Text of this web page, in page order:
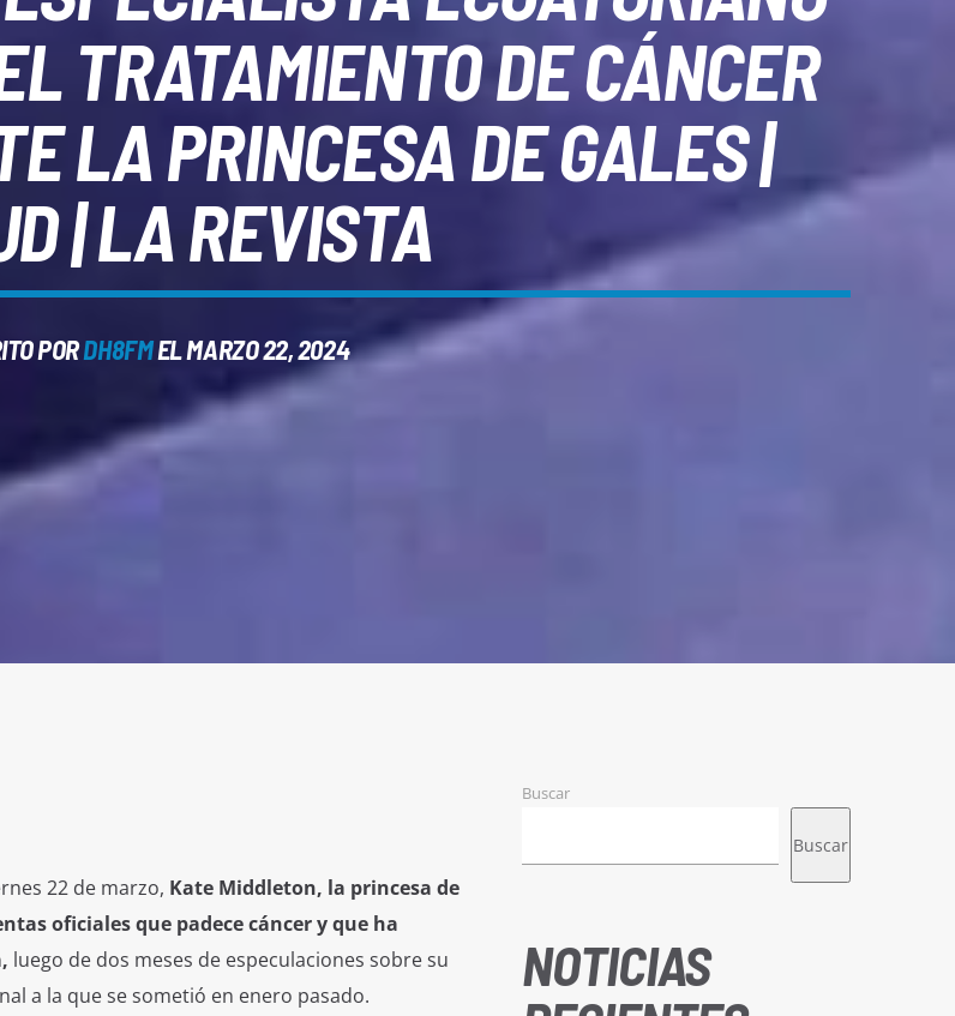
TRATAMIENTO DE CÁNCER
LA PRINCESA DE GALES |
| LA REVISTA
PORDH8FMEL MARZO 22, 2024
22 de marzo, Kate Middleton, la princesa de
oficiales que padece cáncer y que ha
luego de dos meses de especulaciones sobre su
a la que se sometió en enero pasado.
Buscar
Buscar
NOTICIAS